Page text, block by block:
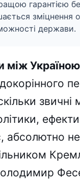
гарантією
зміцнення
держави.
між
звичні
абсолютно